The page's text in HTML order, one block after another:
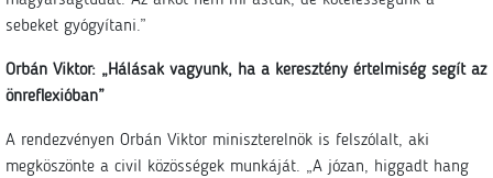
sebeket gyógyítani.”
Orbán Viktor: „Hálásak vagyunk, ha a keresztény értelmiség segít az
önreflexióban”
A rendezvényen Orbán Viktor miniszterelnök is felszólalt, aki
megköszönte a civil közösségek munkáját. „A józan, higgadt hang